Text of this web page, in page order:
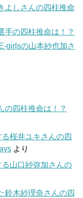
よしさんの四柱推命
手の四柱推命は！？
girlsの山本紗也加さ
の四柱推命は！？
る桜井ユキさんの四
より
る山口紗弥加さんの
鈴木紗理奈さんの四